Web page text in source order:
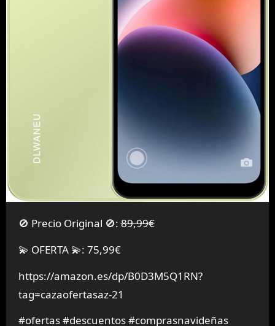
🚫 Precio Original 🚫:89,99€
💫 OFERTA 💫: 75,99€
https://amazon.es/dp/B0D3M5Q1RN?
tag=cazaofertasaz-21
#ofertas #descuentos #comprasnavideñas